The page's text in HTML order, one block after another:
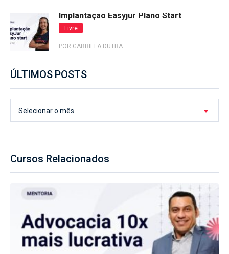
Cursos Relacionados
Implantação Easyjur Plano Start
Livre
POR GABRIELA DUTRA
ÚLTIMOS POSTS
Selecionar o mês